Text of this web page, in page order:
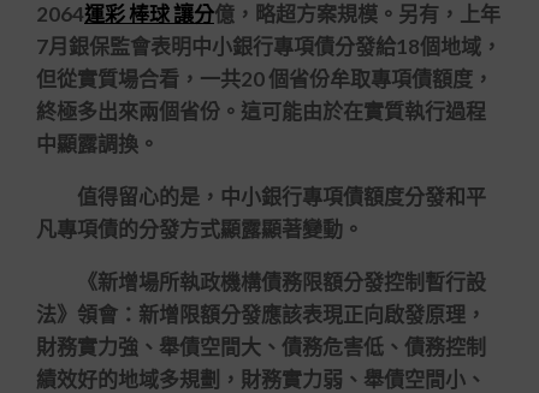
2064運彩 棒球 讓分億，略超方案規模。另有，上年
7月銀保監會表明中小銀行專項債分發給18個地域，
但從實質場合看，一共20 個省份牟取專項債額度，
終極多出來兩個省份。這可能由於在實質執行過程
中顯露調換。
值得留心的是，中小銀行專項債額度分發和平
凡專項債的分發方式顯露顯著變動。
《新增場所執政機構債務限額分發控制暫行設
法》領會：新增限額分發應該表現正向啟發原理，
財務實力強、舉債空間大、債務危害低、債務控制
績效好的地域多規劃，財務實力弱、舉債空間小、